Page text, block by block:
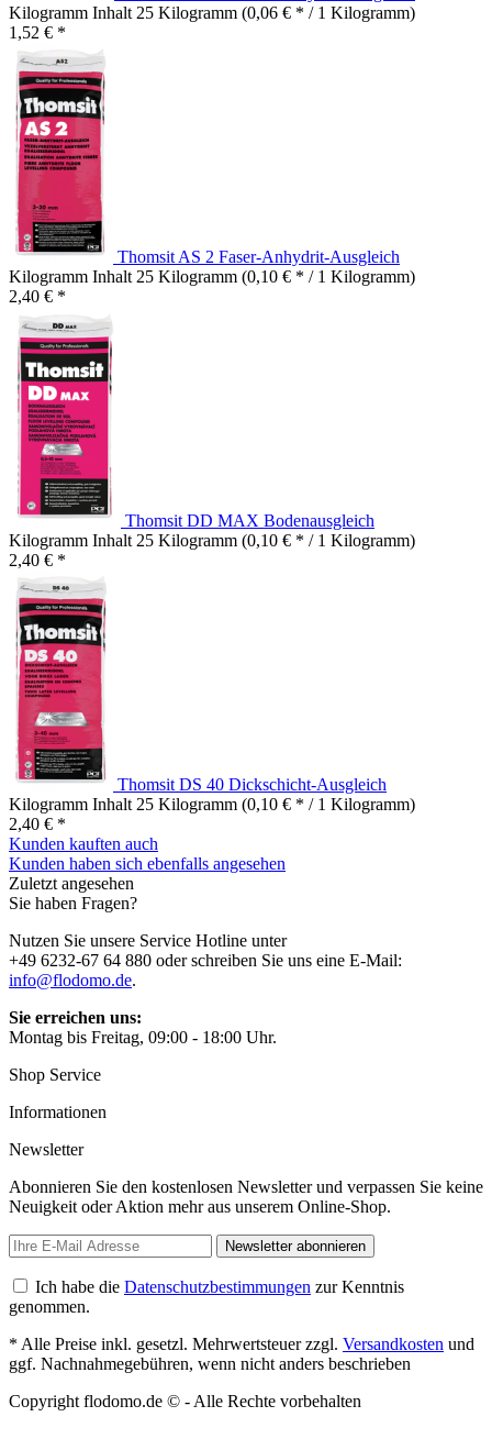
Kilogramm Inhalt 25 Kilogramm (0,06 € * / 1 Kilogramm)
1,52 € *
Thomsit AS 2 Faser-Anhydrit-Ausgleich
Kilogramm Inhalt 25 Kilogramm (0,10 € * / 1 Kilogramm)
2,40 € *
Thomsit DD MAX Bodenausgleich
Kilogramm Inhalt 25 Kilogramm (0,10 € * / 1 Kilogramm)
2,40 € *
Thomsit DS 40 Dickschicht-Ausgleich
Kilogramm Inhalt 25 Kilogramm (0,10 € * / 1 Kilogramm)
2,40 € *
Kunden kauften auch
Kunden haben sich ebenfalls angesehen
Zuletzt angesehen
Sie haben Fragen?
Nutzen Sie unsere Service Hotline unter
+49 6232-67 64 880 oder schreiben Sie uns eine E-Mail:
info@flodomo.de.
Sie erreichen uns:
Montag bis Freitag, 09:00 - 18:00 Uhr.
Shop Service
Informationen
Newsletter
Abonnieren Sie den kostenlosen Newsletter und verpassen Sie keine
Neuigkeit oder Aktion mehr aus unserem Online-Shop.
Newsletter abonnieren
Ich habe die Datenschutzbestimmungen zur Kenntnis
genommen.
* Alle Preise inkl. gesetzl. Mehrwertsteuer zzgl. Versandkosten und
ggf. Nachnahmegebühren, wenn nicht anders beschrieben
Copyright flodomo.de © - Alle Rechte vorbehalten